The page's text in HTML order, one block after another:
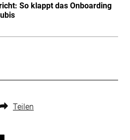
So klappt das Onboarding
Teilen